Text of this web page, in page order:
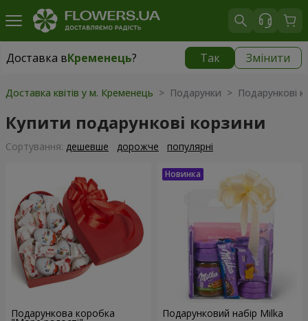
Доставка вКременець? Так Змінити
Доставка вКременець|
Доставка квітів у м. Кременець > Подарунки > Подарункові
Купити подарункові корзини
Сортування: дешевше дорожче популярні
Подарункова коробка Подарунковий набір Milka